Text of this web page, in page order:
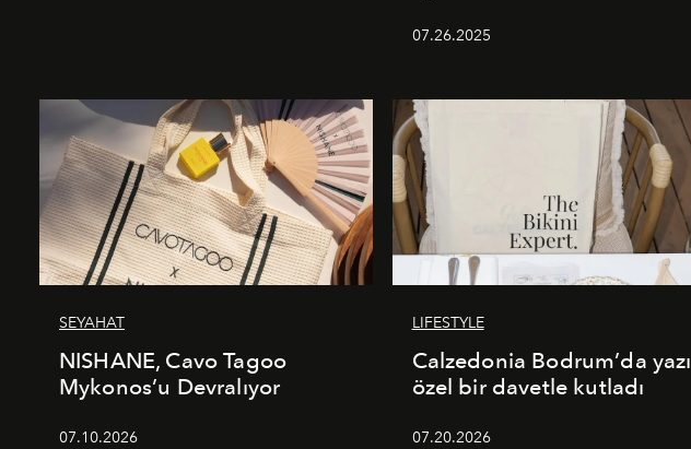
07.26.2025
SEYAHAT
NISHANE, Cavo Tagoo
Mykonos’u Devralıyor
07.10.2026
LIFESTYLE
Calzedonia Bodrum’da yazı
özel bir davetle kutladı
07.20.2026